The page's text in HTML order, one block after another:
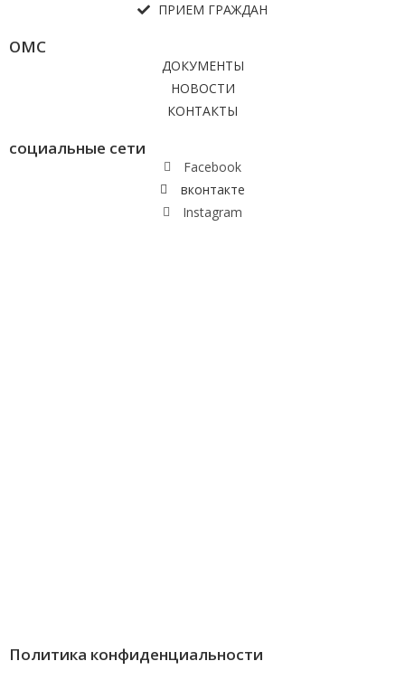
ПРИЕМ ГРАЖДАН
ОМС
ДОКУМЕНТЫ
НОВОСТИ
КОНТАКТЫ
социальные сети
Facebook
вконтакте
Instagram
Политика конфиденциальности